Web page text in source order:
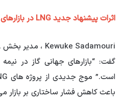
اثرات پیشنهاد جدید در
گفت: “بازارهای جهانی گاز در
باعث کاهش فشار ساختاری بر بازار